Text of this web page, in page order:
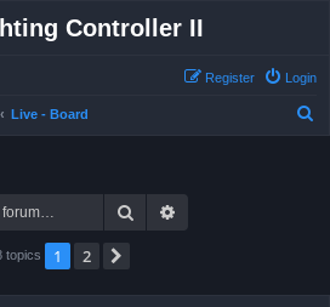
Controller II
Login
Register
Live - Board
Search
topics 1 2